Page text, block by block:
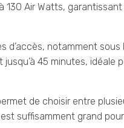
130 Air Watts,
d’accès, notamment sous
45 minutes, idéale
de choisir entre
suffisamment grand